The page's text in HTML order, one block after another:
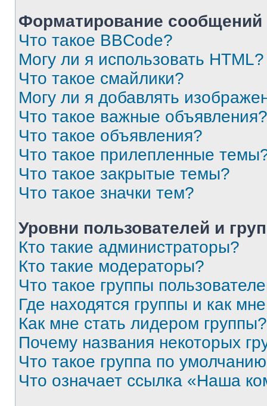
Форматирование
Что такое BBCode?
Могу ли я использовать HTML?
Что такое смайлики?
Могу ли я добавлять
Что такое важные объявления?
Что такое объявления?
Что такое прилепленные
Что такое закрытые темы?
Что такое значки тем?
Уровни пользователей и
Кто такие администраторы?
Кто такие модераторы?
Что такое группы
Где находятся группы и как
Как мне стать лидером группы?
Почему названия некоторых
Что такое группа по
Что означает ссылка «Наша